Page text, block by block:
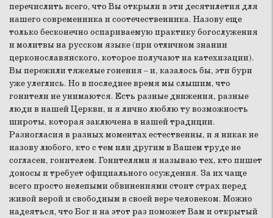
перечислить всего, что Вы открыли в эти десятилетия для
нашего современника и соотечественника. Назову еще
только бесконечно оспариваемую практику богослужения
и молитвы на русском языке (при отличном знании
церконославянского, которое получают на катехизации).
Вы пережили тяжелые гонения – и, казалось бы, эти бури
уже улеглись. Но в последнее время мы слышим, что
гонители не унимаются. Есть разные движения, разные
люди в нашей Церкви, и я лично люблю ту возможность
широты, которая заключена в нашей традиции.
Разногласия в разных моментах естественны, и я никак не
назову любого, кто с тем или другим в Вашем труде не
согласен, гонителем. Гонителями я называю тех, кто пишет
доносы и требует официального осуждения. За их чаще
всего просто нелепыми обвинениями стоит страх перед
живой верой и свободным в своей вере человеком. Можно
надеяться, что Бог и на этот раз поможет Вам и открытый